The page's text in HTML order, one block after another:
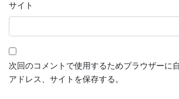
サイト
次回のコメントで使用するためブラウザーに
アドレス、サイトを保存する。